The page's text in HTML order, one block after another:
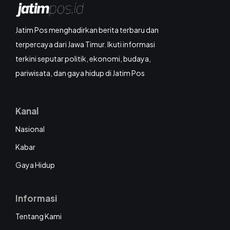
Jatim Pos menghadirkan berita terbaru dan
terpercaya dari Jawa Timur. Ikuti informasi
terkini seputar politik, ekonomi, budaya,
pariwisata, dan gaya hidup di Jatim Pos
Kanal
Nasional
Kabar
Gaya Hidup
Informasi
Tentang Kami